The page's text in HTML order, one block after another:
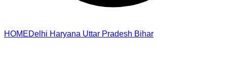
HOMEDelhi Haryana Uttar Pradesh Bihar